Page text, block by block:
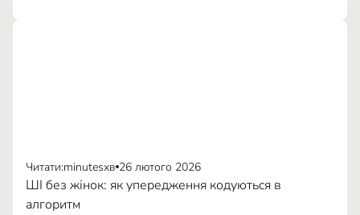
Читати:minutesхв 26 лютого 2026
ШІ без жінок: як упередження кодуються в
алгоритм